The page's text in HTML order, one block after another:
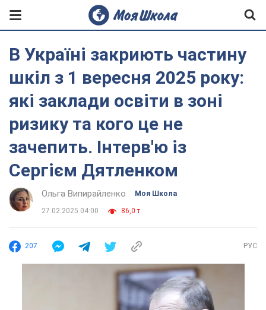
В Україні закриють частину
шкіл з 1 вересня 2025 року:
які заклади освіти в зоні
ризику та кого це не
зачепить. Інтерв'ю із
Сергієм Дятленком
Ольга Випирайленко Моя Школа
27.02.2025 04:00 86,0 т.
207 РУС